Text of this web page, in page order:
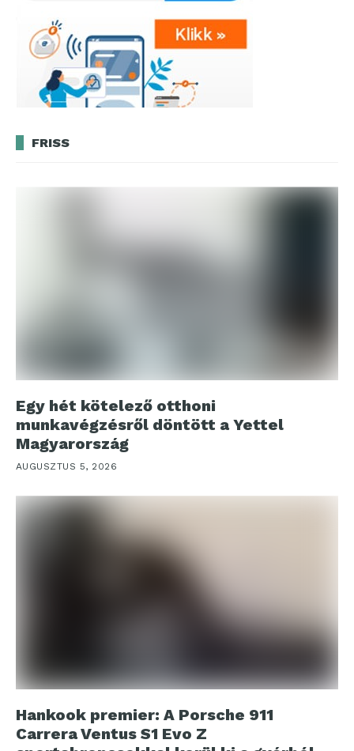
FRISS
Egy hét kötelező otthoni
munkavégzésről döntött a Yettel
Magyarország
AUGUSZTUS 5, 2026
Hankook premier: A Porsche 911
Carrera Ventus S1 Evo Z